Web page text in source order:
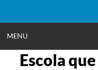
MENU
MENU
Escola